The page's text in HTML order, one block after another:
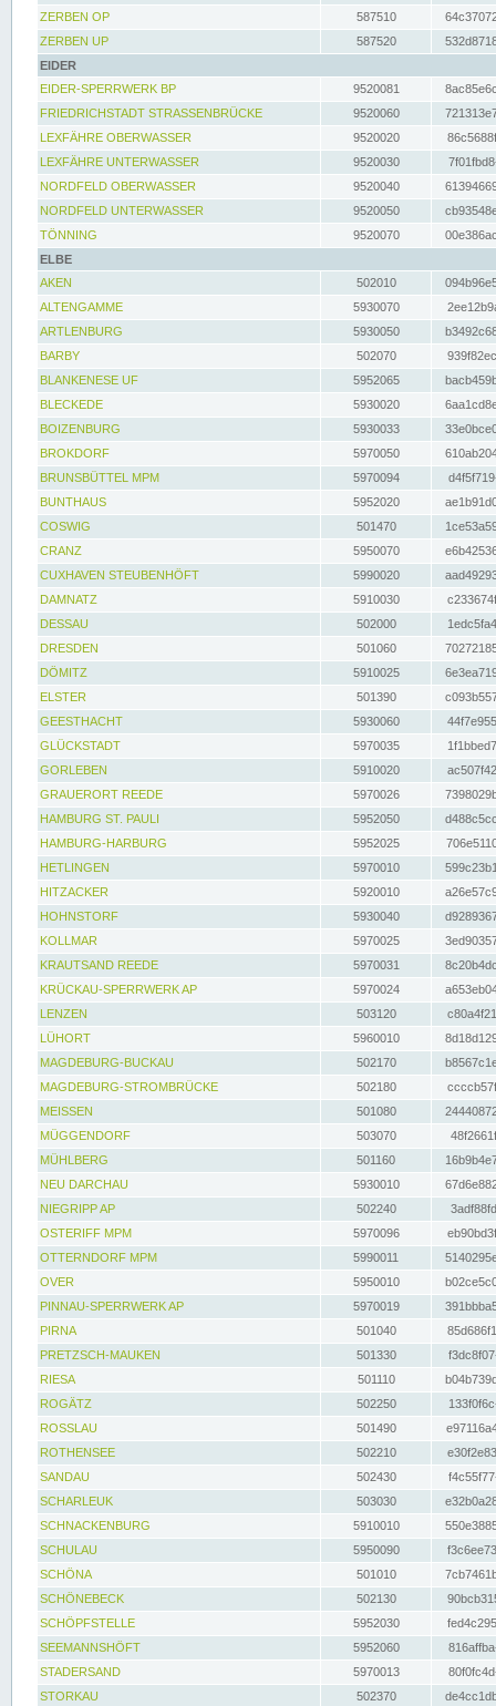
ZERBEN OP
587510
ZERBEN UP
587520
EIDER
EIDER-SPERRWERK BP
9520081
FRIEDRICHSTADT STRASSENBRÜCKE
9520060
LEXFÄHRE OBERWASSER
9520020
LEXFÄHRE UNTERWASSER
9520030
NORDFELD OBERWASSER
9520040
NORDFELD UNTERWASSER
9520050
TÖNNING
9520070
ELBE
AKEN
502010
ALTENGAMME
5930070
ARTLENBURG
5930050
BARBY
502070
BLANKENESE UF
5952065
BLECKEDE
5930020
BOIZENBURG
5930033
BROKDORF
5970050
BRUNSBÜTTEL MPM
5970094
BUNTHAUS
5952020
COSWIG
501470
CRANZ
5950070
CUXHAVEN STEUBENHÖFT
5990020
DAMNATZ
5910030
DESSAU
502000
DRESDEN
501060
DÖMITZ
5910025
ELSTER
501390
GEESTHACHT
5930060
GLÜCKSTADT
5970035
GORLEBEN
5910020
GRAUERORT REEDE
5970026
HAMBURG ST. PAULI
5952050
HAMBURG-HARBURG
5952025
HETLINGEN
5970010
HITZACKER
5920010
HOHNSTORF
5930040
KOLLMAR
5970025
KRAUTSAND REEDE
5970031
KRÜCKAU-SPERRWERK AP
5970024
LENZEN
503120
LÜHORT
5960010
MAGDEBURG-BUCKAU
502170
MAGDEBURG-STROMBRÜCKE
502180
MEISSEN
501080
MÜGGENDORF
503070
MÜHLBERG
501160
NEU DARCHAU
5930010
NIEGRIPP AP
502240
OSTERIFF MPM
5970096
OTTERNDORF MPM
5990011
OVER
5950010
PINNAU-SPERRWERK AP
5970019
PIRNA
501040
PRETZSCH-MAUKEN
501330
RIESA
501110
ROGÄTZ
502250
ROSSLAU
501490
ROTHENSEE
502210
SANDAU
502430
SCHARLEUK
503030
SCHNACKENBURG
5910010
SCHULAU
5950090
SCHÖNA
501010
SCHÖNEBECK
502130
SCHÖPFSTELLE
5952030
SEEMANNSHÖFT
5952060
STADERSAND
5970013
STORKAU
502370